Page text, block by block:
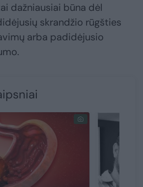
dažniausiai būna dėl
skrandžio rūgšties
arba padidėjusio